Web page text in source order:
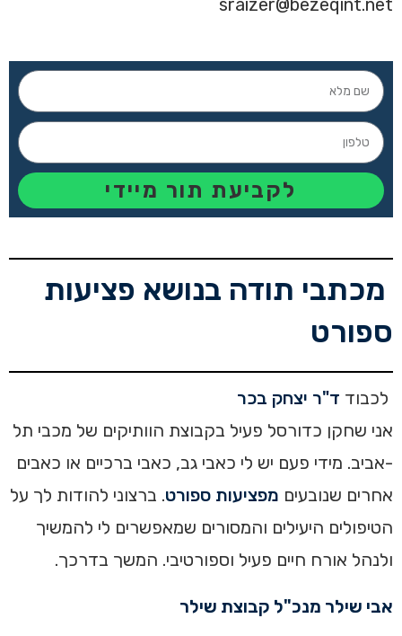
sraizer@bezeqint.net
לקביעת תור מיידי
מכתבי תודה בנושא פציעות
ספורט
לכבוד ד"ר יצחק בכר
אני שחקן כדורסל פעיל בקבוצת הוותיקים של מכבי תל
-אביב. מידי פעם יש לי כאבי גב, כאבי ברכיים או כאבים
אחרים שנובעים מפציעות ספורט. ברצוני להודות לך על
הטיפולים היעילים והמסורים שמאפשרים לי להמשיך
ולנהל אורח חיים פעיל וספורטיבי. המשך בדרכך.
אבי שילר מנכ"ל קבוצת שילר